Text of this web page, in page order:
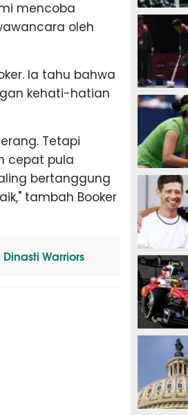
mencoba
oleh
Ia tahu bahwa
kehati-hatian
Tetapi
cepat pula
bertanggung
tambah Booker
Warriors
BASKET
BADMINTON
TENIS
MOTOGP
F1